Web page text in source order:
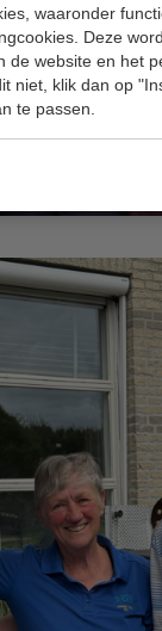
waaronder
Deze
de website en het
niet, klik dan op
te passen.